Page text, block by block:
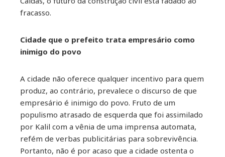
fracasso.
Cidade que o prefeito trata empresário como
inimigo do povo
A cidade não oferece qualquer incentivo para quem
produz, ao contrário, prevalece o discurso de que
empresário é inimigo do povo. Fruto de um
populismo atrasado de esquerda que foi assimilado
por Kalil com a vênia de uma imprensa automata,
refém de verbas publicitárias para sobrevivência.
Portanto, não é por acaso que a cidade ostenta o